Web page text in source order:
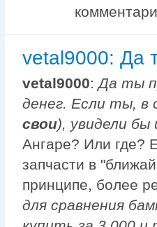
vetal9000: Да
vetal9000:Да ты
денег. Если ты, в
свои), увидели
Ангаре? Или где?
запчасти в
принципе, более
для сравнения